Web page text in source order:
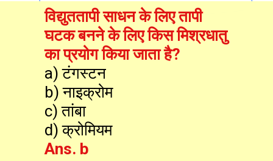
विद्युततापी साधन के लिए तापी
घटक बनने के लिए किस मिश्रधातु
का प्रयोग किया जाता है?
a) टंगस्टन
b) नाइक्रोम
c) तांबा
d) क्रोमियम
Ans. b